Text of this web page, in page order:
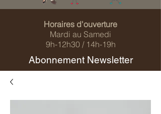
Horaires d'ouverture
Mardi au Samedi
9h-12h30 / 14h-19h
Abonnement Newsletter